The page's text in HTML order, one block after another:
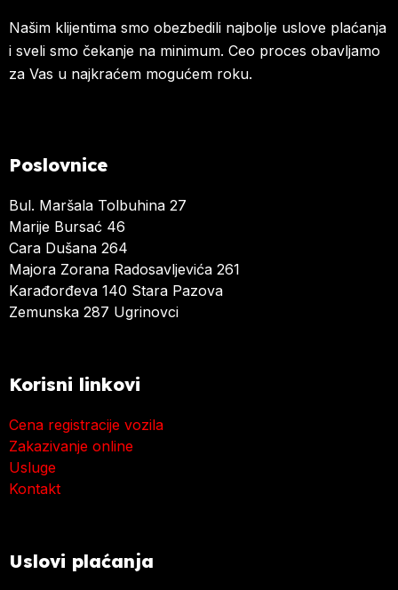
Našim klijentima smo obezbedili najbolje uslove plaćanja
i sveli smo čekanje na minimum. Ceo proces obavljamo
za Vas u najkraćem mogućem roku.
Poslovnice
Bul. Maršala Tolbuhina 27
Marije Bursać 46
Cara Dušana 264
Majora Zorana Radosavljevića 261
Karađorđeva 140 Stara Pazova
Zemunska 287 Ugrinovci
Korisni linkovi
Cena registracije vozila
Zakazivanje online
Usluge
Kontakt
Uslovi plaćanja